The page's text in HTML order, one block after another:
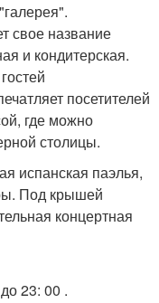
свое название
и кондитерская.
посетителей
где можно
столицы.
испанская паэлья,
Под крышей
концертная
23: 00 .